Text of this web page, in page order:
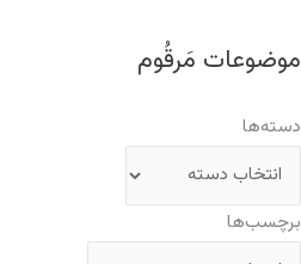
موضوعات مَرقُوم
دسته‌ها
برچسب‌ها